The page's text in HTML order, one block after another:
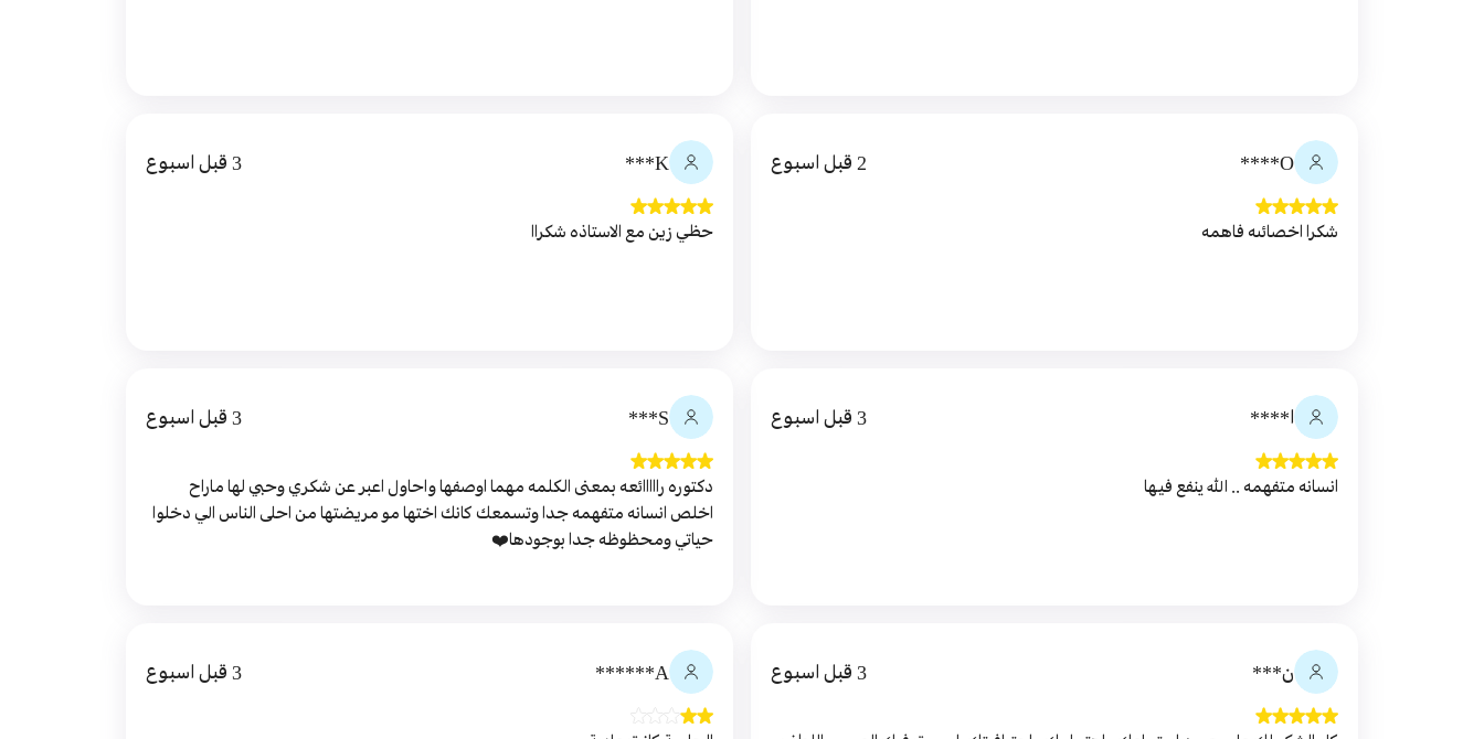
O**** 2 قبل اسبوع
شكرا اخصائىه فاهمه
K*** 3 قبل اسبوع
حظي زين مع الاستاذه شكراا
ا**** 3 قبل اسبوع
انسانه متفهمه .. الله ينفع فيها
S*** 3 قبل اسبوع
دكتوره رااااائعه بمعنى الكلمه مهما اوصفها واحاول اعبر عن شكري وحبي لها ماراح
اخلص انسانه متفهمه جدا وتسمعك كانك اختها مو مريضتها من احلى الناس الي دخلوا
حياتي ومحظوظه جدا بوجودها❤️
ن*** 3 قبل اسبوع A****** 3 قبل اسبوع